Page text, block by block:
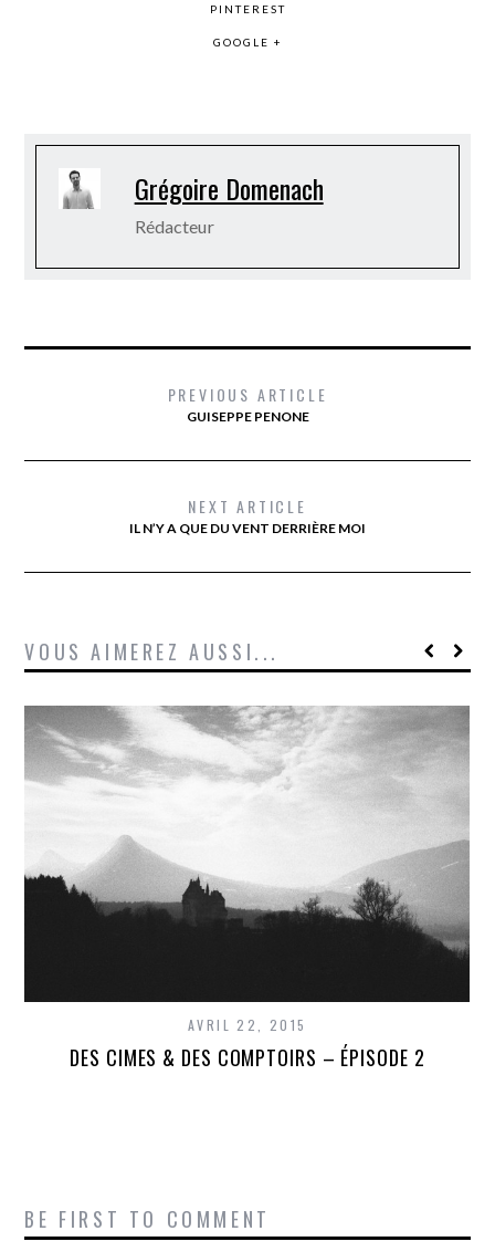
PINTEREST
GOOGLE +
Grégoire Domenach
Rédacteur
PREVIOUS ARTICLE
GUISEPPE PENONE
NEXT ARTICLE
IL N’Y A QUE DU VENT DERRIÈRE MOI
VOUS AIMEREZ AUSSI...
AVRIL 22, 2015
DES CIMES & DES COMPTOIRS – ÉPISODE 2
BE FIRST TO COMMENT